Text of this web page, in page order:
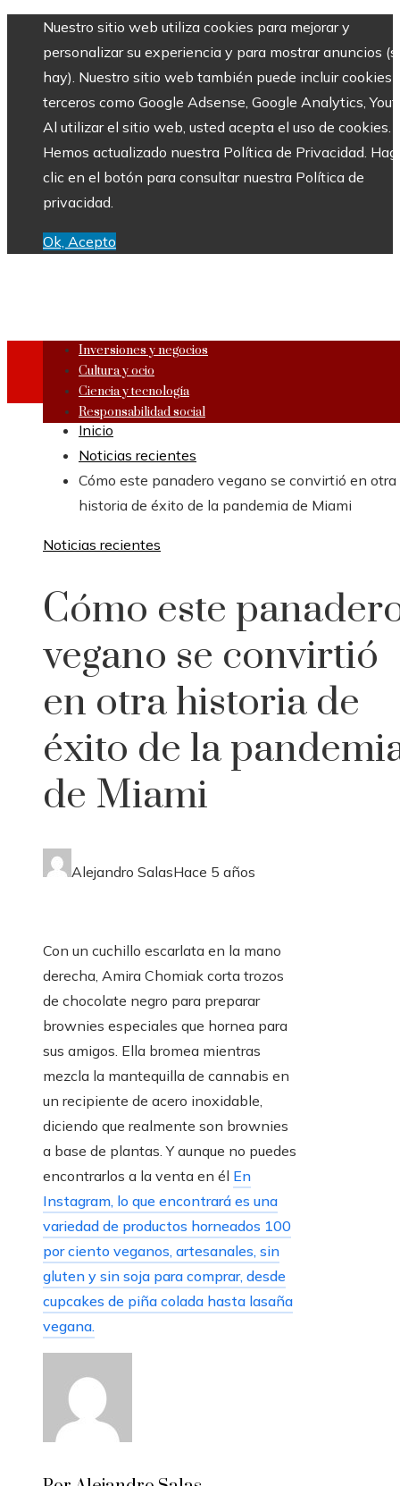
Nuestro sitio web utiliza cookies para mejorar y
personalizar su experiencia y para mostrar anuncios
hay). Nuestro sitio web también puede incluir cookies
terceros como Google Adsense, Google Analytics,
Al utilizar el sitio web, usted acepta el uso de cookies.
Hemos actualizado nuestra Política de Privacidad.
clic en el botón para consultar nuestra Política de
privacidad.
Ok, Acepto
Inversiones y negocios
Cultura y ocio
Ciencia y tecnología
Responsabilidad social
Inicio
Noticias recientes
Cómo este panadero vegano se convirtió en otra
historia de éxito de la pandemia de Miami
Noticias recientes
Cómo este
vegano se convirtió
en otra historia de
éxito de la
de Miami
Alejandro SalasHace 5 años
Con un cuchillo escarlata en la mano
derecha, Amira Chomiak corta trozos
de chocolate negro para preparar
brownies especiales que hornea para
sus amigos. Ella bromea mientras
mezcla la mantequilla de cannabis en
un recipiente de acero inoxidable,
diciendo que realmente son brownies
a base de plantas. Y aunque no puedes
encontrarlos a la venta en él En
Instagram, lo que encontrará es una
variedad de productos horneados 100
por ciento veganos, artesanales, sin
gluten y sin soja para comprar, desde
cupcakes de piña colada hasta lasaña
vegana.